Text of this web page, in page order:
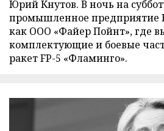
Юрий Кнутов. В ночь на
промышленное предприятие
как ООО «Файер Пойнт», где
комплектующие и боевые
ракет FP-5 «Фламинго».